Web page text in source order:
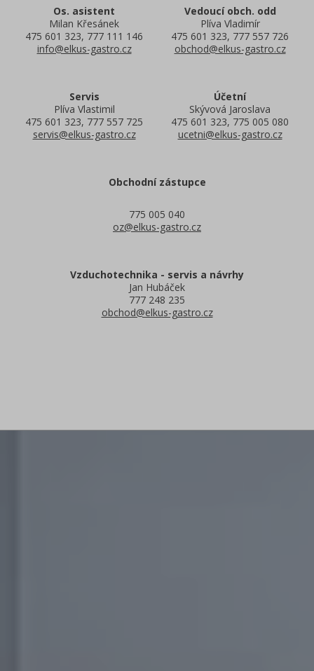
Os. asistent
Milan Křesánek
475 601 323, 777 111 146
info@elkus-gastro.cz
Vedoucí obch. odd
Plíva Vladimír
475 601 323, 777 557 726
obchod@elkus-gastro.cz
Servis
Plíva Vlastimil
475 601 323, 777 557 725
servis@elkus-gastro.cz
Účetní
Skývová Jaroslava
475 601 323, 775 005 080
ucetni@elkus-gastro.cz
Obchodní zástupce
775 005 040
oz@elkus-gastro.cz
Vzduchotechnika - servis a návrhy
Jan Hubáček
777 248 235
obchod@elkus-gastro.cz